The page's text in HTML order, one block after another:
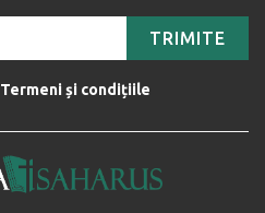
TRIMITE
Termeni și condițiile